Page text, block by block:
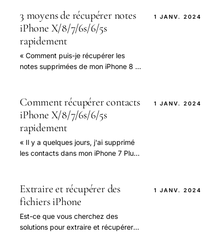
3 moyens de récupérer notes
iPhone X/8/7/6s/6/5s
rapidement
« Comment puis-je récupérer les
notes supprimées de mon iPhone 8 ?
synchroniser les fichiers.
1 JANV. 2024
Comment récupérer contacts
iPhone X/8/7/6s/6/5s
rapidement
« Il y a quelques jours, j'ai supprimé
les contacts dans mon iPhone 7 Plus
1 JANV. 2024
Extraire et récupérer des
fichiers iPhone
Est-ce que vous cherchez des
solutions pour extraire et récupérer
1 JANV. 2024